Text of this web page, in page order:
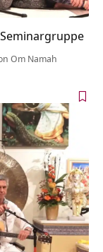
Om Namah